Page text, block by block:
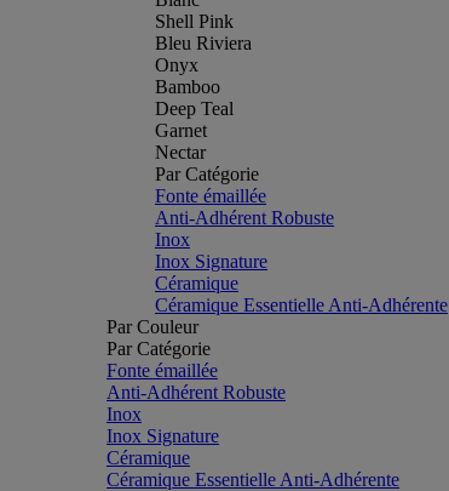
Shell Pink
Bleu Riviera
Onyx
Bamboo
Deep Teal
Garnet
Nectar
Par Catégorie
Fonte émaillée
Anti-Adhérent Robuste
Inox
Inox Signature
Céramique
Céramique Essentielle Anti-Adhérente
Par Couleur
Par Catégorie
Fonte émaillée
Anti-Adhérent Robuste
Inox
Inox Signature
Céramique
Céramique Essentielle Anti-Adhérente